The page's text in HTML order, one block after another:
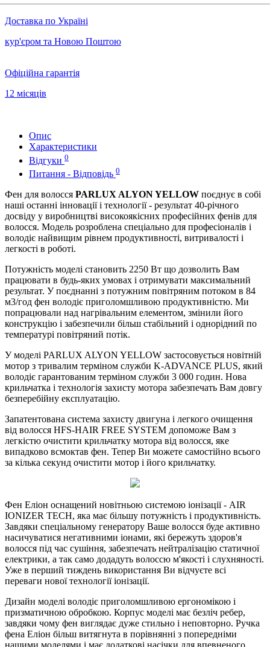
Доставка по Україні
кур'єром та Новою Поштою
Офіційна гарантія
12 місяців
Опис
Характеристики
Відгуки 0
Питання - Відповідь 0
Фен для волосся PARLUX ALYON YELLOW поєднує в собі
наші останні інновації і технології - результат 40-річного
досвіду у виробництві високоякісних професійних фенів для
волосся. Модель розроблена спеціально для професіоналів і
володіє найвищим рівнем продуктивності, витривалості і
легкості в роботі.
Потужність моделі становить 2250 Вт що дозволить Вам
працювати в будь-яких умовах і отримувати максимальний
результат. У поєднанні з потужним повітряним потоком в 84
м3/год фен володіє приголомшливою продуктивністю. Ми
попрацювали над нагрівальним елементом, змінили його
конструкцію і забезпечили більш стабільний і однорідний по
температурі повітряний потік.
У моделі PARLUX ALYON YELLOW застосовується новітній
мотор з тривалим терміном служби K-ADVANCE PLUS, який
володіє гарантованим терміном служби 3 000 годин. Нова
крильчатка і технологія захисту мотора забезпечать Вам довгу
безперебійну експлуатацію.
Запатентована система захисту двигуна і легкого очищення
від волосся HFS-HAIR FREE SYSTEM допоможе Вам з
легкістю очистити крильчатку мотора від волосся, яке
випадково всмоктав фен. Тепер Ви можете самостійно всього
за кілька секунд очистити мотор і його крильчатку.
Фен Еліон оснащений новітньою системою іонізації - AIR
IONIZER TECH, яка має більшу потужність і продуктивність.
Завдяки спеціальному генератору Ваше волосся буде активно
насичуватися негативними іонами, які бережуть здоров'я
волосся під час сушіння, забезпечать нейтралізацію статичної
електрики, а так само додадуть волоссю м'якості і слухняності.
Уже в перший тиждень використання Ви відчуєте всі
переваги нової технології іонізації.
Дизайн моделі володіє приголомшливою ергономікою і
призматичною обробкою. Корпус моделі має безліч ребер,
завдяки чому фен виглядає дуже стильно і неповторно. Ручка
фена Еліон більш витягнута в порівнянні з попередніми